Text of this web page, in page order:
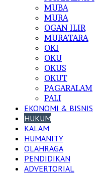
MUBA
MURA
OGAN ILIR
MURATARA
OKI
OKU
OKUS
OKUT
PAGARALAM
PALI
EKONOMI & BISNIS
HUKUM
KALAM
HUMANITY
OLAHRAGA
PENDIDIKAN
ADVERTORIAL